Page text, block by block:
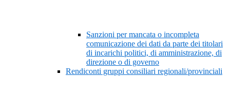
Sanzioni per mancata o incompleta
comunicazione dei dati da parte dei titolari
di incarichi politici, di amministrazione, di
direzione o di governo
Rendiconti gruppi consiliari regionali/provinciali